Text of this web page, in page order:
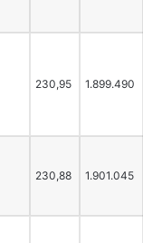
230,95 1.899.490
230,88 1.901.045